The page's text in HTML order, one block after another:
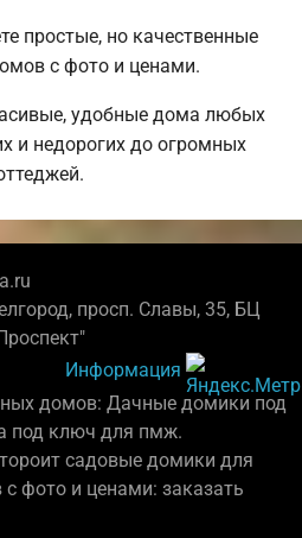
простые, но качественные
с фото и ценами.
удобные дома любых
и недорогих до огромных
просп. Славы, 35, БЦ
Информация
домов: Дачные домики под
под ключ для пмж.
садовые домики для
фото и ценами: заказать